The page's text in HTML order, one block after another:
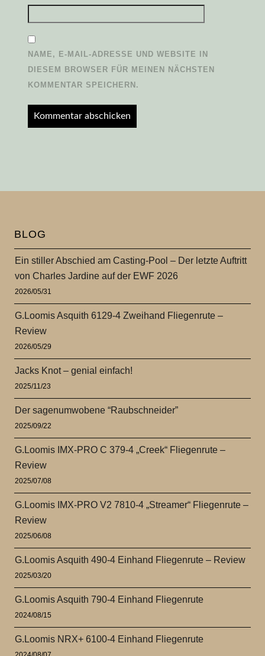
NAME, E-MAIL-ADRESSE UND WEBSITE IN
DIESEM BROWSER FÜR MEINEN NÄCHSTEN
KOMMENTAR SPEICHERN.
BLOG
Ein stiller Abschied am Casting-Pool – Der letzte Auftritt
von Charles Jardine auf der EWF 2026
2026/05/31
G.Loomis Asquith 6129-4 Zweihand Fliegenrute –
Review
2026/05/29
Jacks Knot – genial einfach!
2025/11/23
Der sagenumwobene “Raubschneider”
2025/09/22
G.Loomis IMX-PRO C 379-4 „Creek“ Fliegenrute –
Review
2025/07/08
G.Loomis IMX-PRO V2 7810-4 „Streamer“ Fliegenrute –
Review
2025/06/08
G.Loomis Asquith 490-4 Einhand Fliegenrute – Review
2025/03/20
G.Loomis Asquith 790-4 Einhand Fliegenrute
2024/08/15
G.Loomis NRX+ 6100-4 Einhand Fliegenrute